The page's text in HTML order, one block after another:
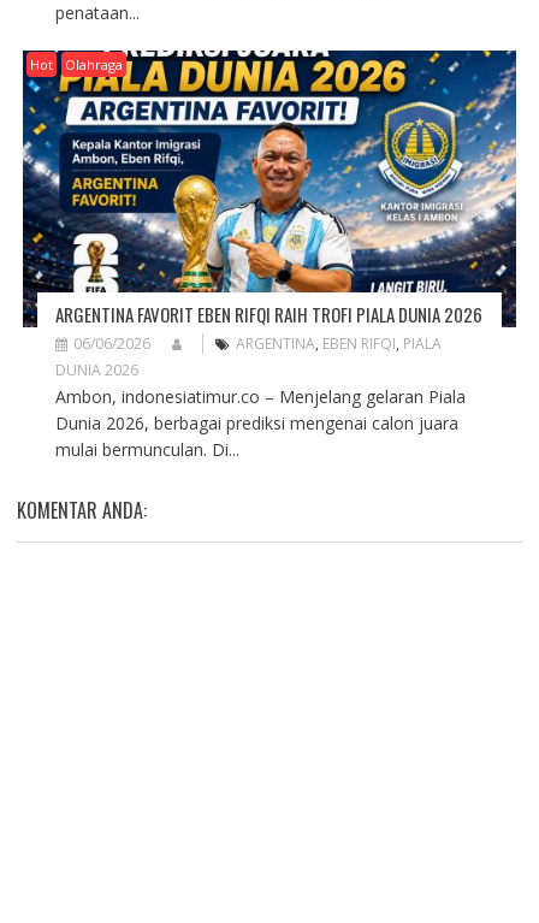
penataan...
Hot Olahraga
ARGENTINA FAVORIT EBEN RIFQI RAIH TROFI PIALA DUNIA 2026
06/06/2026 ARGENTINA, EBEN RIFQI, PIALA
DUNIA 2026
Ambon, indonesiatimur.co – Menjelang gelaran Piala
Dunia 2026, berbagai prediksi mengenai calon juara
mulai bermunculan. Di...
KOMENTAR ANDA: